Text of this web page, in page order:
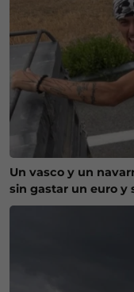
Un vasco y un
sin gastar un euro y